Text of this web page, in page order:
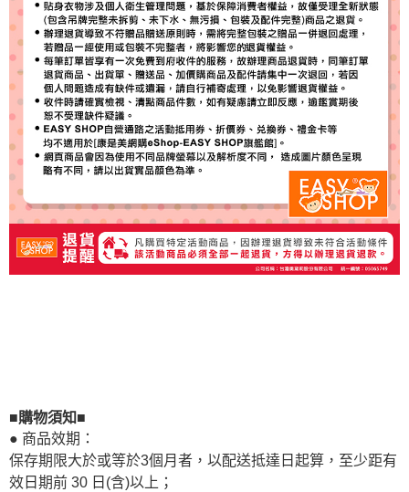
■購物須知■
● 商品效期：
保存期限大於或等於3個月者，以配送抵達日起算，至少距有
效日期前 30 日(含)以上；